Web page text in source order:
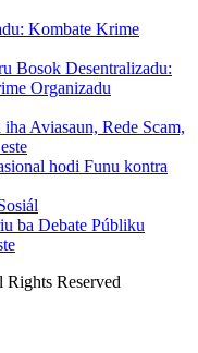
Kombate Krime
Bosok Desentralizadu:
Organizadu
Aviasaun, Rede Scam,
hodi Funu kontra
ba Debate Públiku
Reserved